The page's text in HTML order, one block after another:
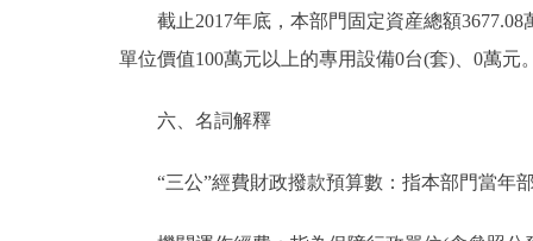
截止2017年底，本部門固定資産總額3677.08
單位價值100萬元以上的專用設備0台(套)、0萬元
六、名詞解釋
“三公”經費財政撥款預算數：指本部門當年部